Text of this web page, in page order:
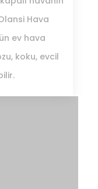
Hava
ev hava
koku, evcil